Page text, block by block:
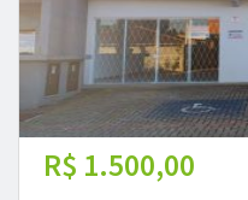
R$ 1.500,00